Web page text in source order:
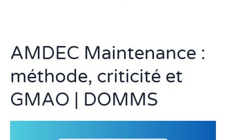
AMDEC Maintenance :
méthode, criticité et
GMAO | DOMMS
AMDEC
Maintenance
:
méthode,
criticité
et
GMAO